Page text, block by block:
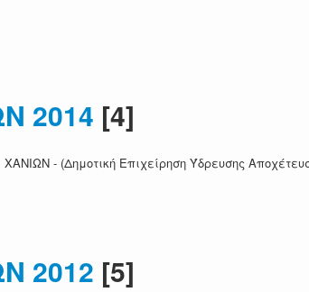
2014 [4]
- (Δημοτική Επιχείρηση Ύδρευσης
2012 [5]